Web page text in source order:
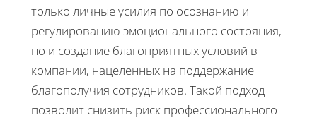
только личные усилия по осознанию и
регулированию эмоционального состояния,
но и создание благоприятных условий в
компании, нацеленных на поддержание
благополучия сотрудников. Такой подход
позволит снизить риск профессионального